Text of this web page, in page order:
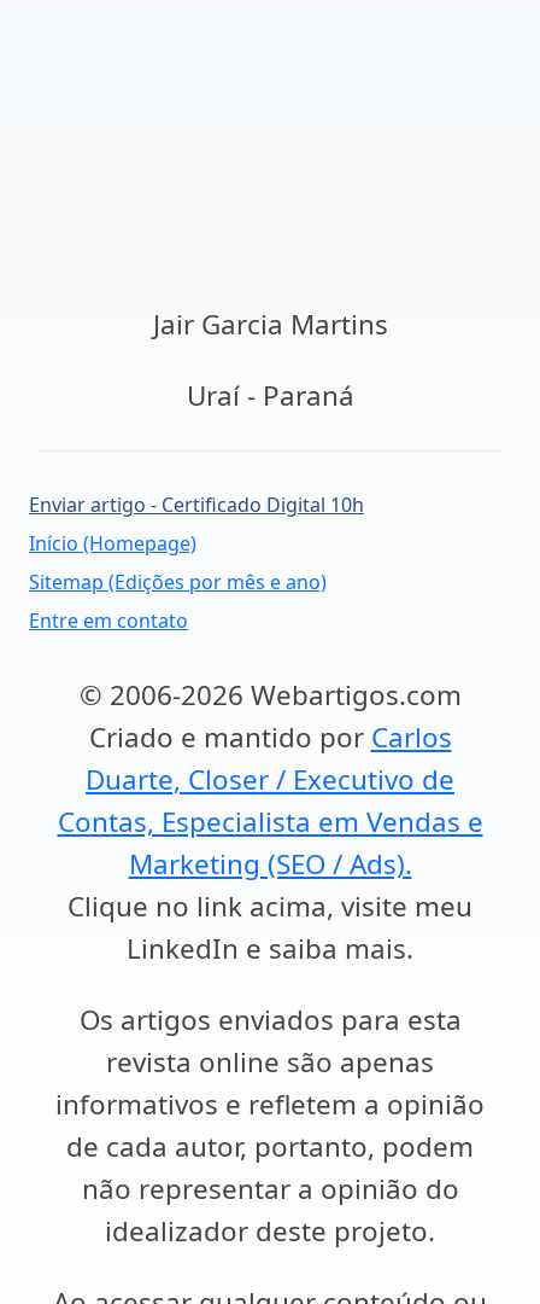
Jair Garcia Martins
Uraí - Paraná
Enviar artigo - Certificado Digital 10h
Início (Homepage)
Sitemap (Edições por mês e ano)
Entre em contato
© 2006-2026 Webartigos.com
Criado e mantido por Carlos
Duarte, Closer / Executivo de
Contas, Especialista em Vendas e
Marketing (SEO / Ads).
Clique no link acima, visite meu
LinkedIn e saiba mais.
Os artigos enviados para esta
revista online são apenas
informativos e refletem a opinião
de cada autor, portanto, podem
não representar a opinião do
idealizador deste projeto.